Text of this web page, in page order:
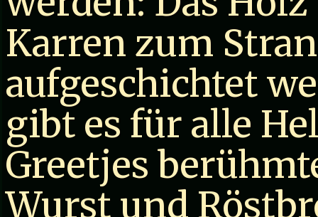
Karren zum
aufgeschichtet
gibt es für alle
Greetjes
Wurst und